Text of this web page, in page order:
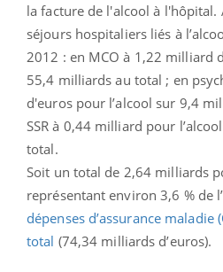
la facture de l'alcool à l'hôpital.
séjours hospitaliers liés à
2012 : en MCO à 1,22 milliard
55,4 milliards au total ; en
d'euros pour l’alcool sur 9,4
SSR à 0,44 milliard pour
total.
Soit un total de 2,64 milliards
représentant environ 3,6 % de l’
dépenses d’assurance
total (74,34 milliards d’euros).